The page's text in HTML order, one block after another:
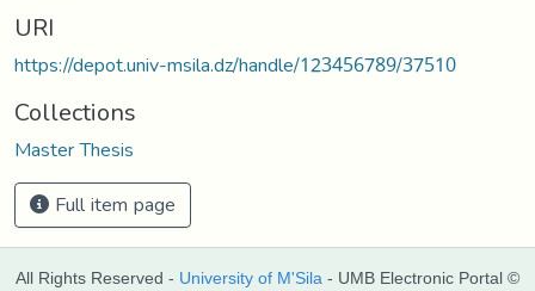
URI
https://depot.univ-msila.dz/handle/123456789/37510
Collections
Master Thesis
Full item page
All Rights Reserved - University of M'Sila - UMB Electronic Portal ©